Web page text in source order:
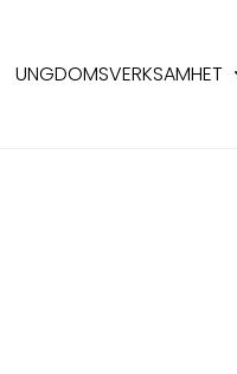
UNGDOMSVERKSAMHET